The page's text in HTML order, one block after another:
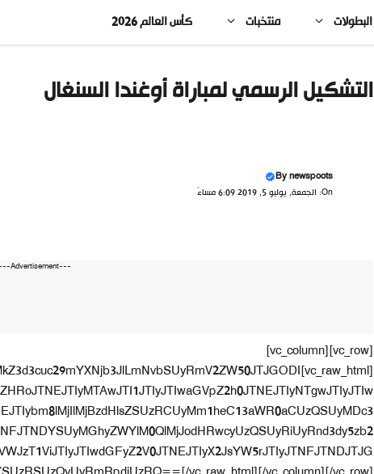
البطولات منتخبات كأس العالم 2026
التشكيل الرسمي لمباراة أوغندا السنغال
Bynewspoots
On: الجمعة, يوليو 5, 2019 6:09 مساءً
---Advertisement---
[vc_row][vc_column]